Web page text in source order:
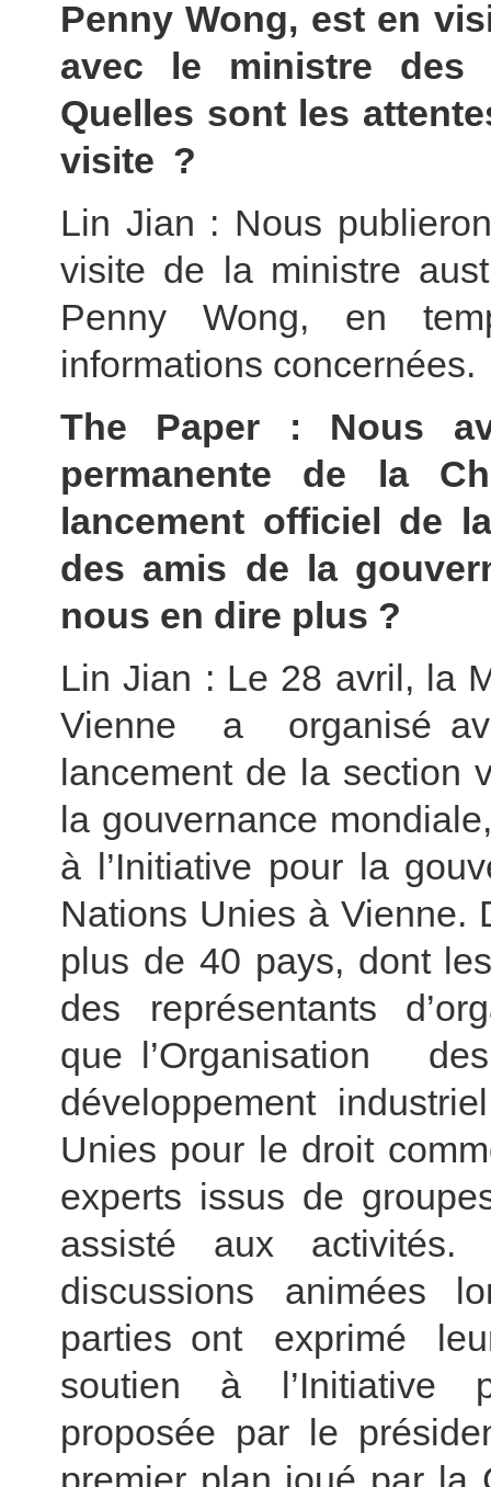
Penny Wong, est en
avec le ministre des
Quelles sont les
visite ?
Lin Jian : Nous
visite de la ministre
Penny Wong, en
informations concernées.
The Paper : Nous
permanente de la
lancement officiel de
des amis de la
nous en dire plus ?
Lin Jian : Le 28 avril, la
Vienne a organisé
lancement de la section
la gouvernance
à l’Initiative pour la
Nations Unies à Vienne.
plus de 40 pays, dont
des représentants
que l’Organisation
développement
Unies pour le droit
experts issus de
assisté aux
discussions animées
parties ont exprimé
soutien à l’Initiative
proposée par le